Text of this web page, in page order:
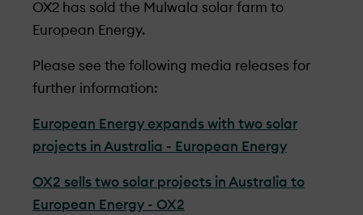
OX2 has sold the Mulwala solar farm to
European Energy.
Please see the following media releases for
further information:
European Energy expands with two solar
projects in Australia - European Energy
OX2 sells two solar projects in Australia to
European Energy - OX2